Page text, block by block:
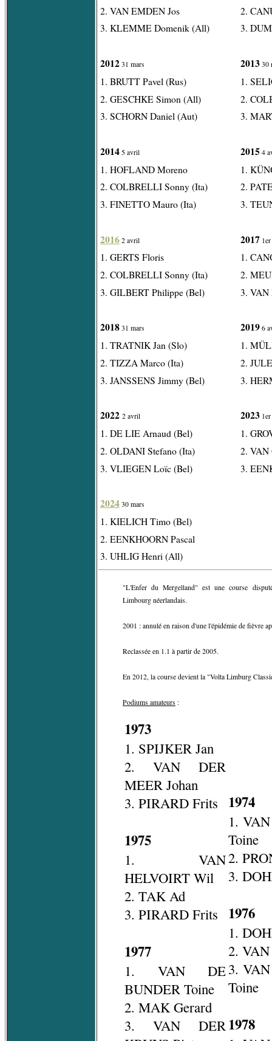
2. VAN EMDEN Jos
3. KLEMME Domenik (All)
2012 31 mars
1. BRUTT Pavel (Rus)
2. GESCHKE Simon (All)
3. SCHORN Daniel (Aut)
2014 5 avril
1. HOFLAND Moreno
2. COLBRELLI Sonny (Ita)
3. FINETTO Mauro (Ita)
2016 2 avril
1. GERTS Floris
2. COLBRELLI Sonny (Ita)
3. GILBERT Philippe (Bel)
2018 31 mars
1. TRATNIK Jan (Slo)
2. TIZZA Marco (Ita)
3. JANSSENS Jimmy (Bel)
2022 2 avril
1. DE LIE Arnaud (Bel)
2. OLDANI Stefano (Ita)
3. VLIEGEN Loïc (Bel)
2024 30 mars
1. KIELICH Timo (Bel)
2. EENKHOORN Pascal
3. UHLIG Henri (All)
2.
3.
2013 30
1.
2.
3.
2015 4
1.
2.
3.
2017
1.
2.
3.
2019 6
1.
2.
3.
2023
1.
2. VAN
3.
"L'Enfer du Mergelland" est une course
Limbourg néerlandais.
2001 : annulé en raison d'une l'épidémie de fièvre
Reclassée en 1.1 à partir de 2005.
En 2012, la course devient la "Volta Limburg
Podiums amateurs :
1973
1. SPIJKER Jan
2. VAN DER
MEER Johan
3. PIRARD Frits
1975
1. VAN
HELVOIRT Wil
2. TAK Ad
3. PIRARD Frits
1977
1. VAN DE
BUNDER Toine
2. MAK Gerard
3. VAN DER
1974
1.
Toine
2.
3.
1976
1.
2.
3.
Toine
1978